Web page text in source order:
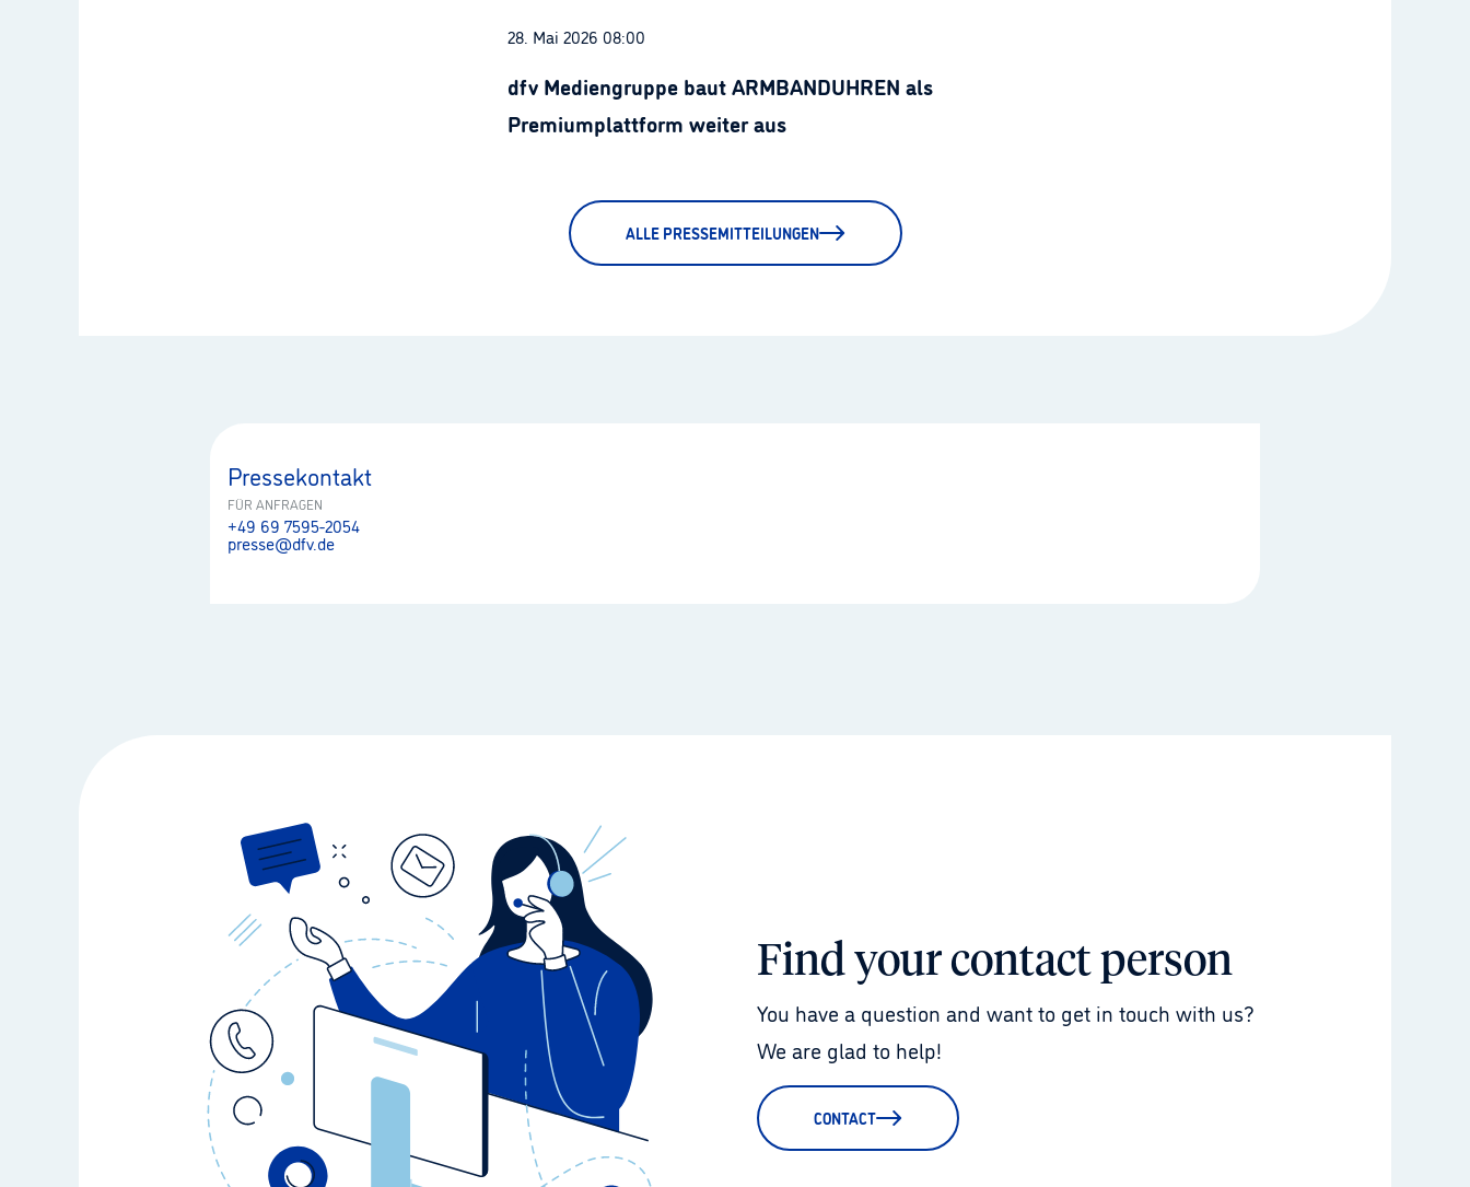
28. Mai 2026 08:00
dfv Mediengruppe baut ARMBANDUHREN als
Premiumplattform weiter aus
ALLE PRESSEMITTEILUNGEN
Pressekontakt
FÜR ANFRAGEN
+49 69 7595-2054
presse@dfv.de
Find your contact person
You have a question and want to get in touch with us?
We are glad to help!
CONTACT